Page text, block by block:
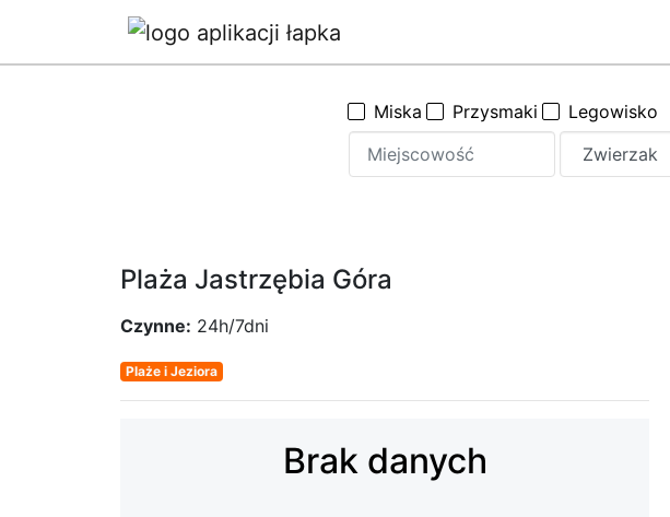
Miska Przysmaki Legowisko
Plaża Jastrzębia Góra
Czynne: 24h/7dni
Plaże i Jeziora
Brak danych